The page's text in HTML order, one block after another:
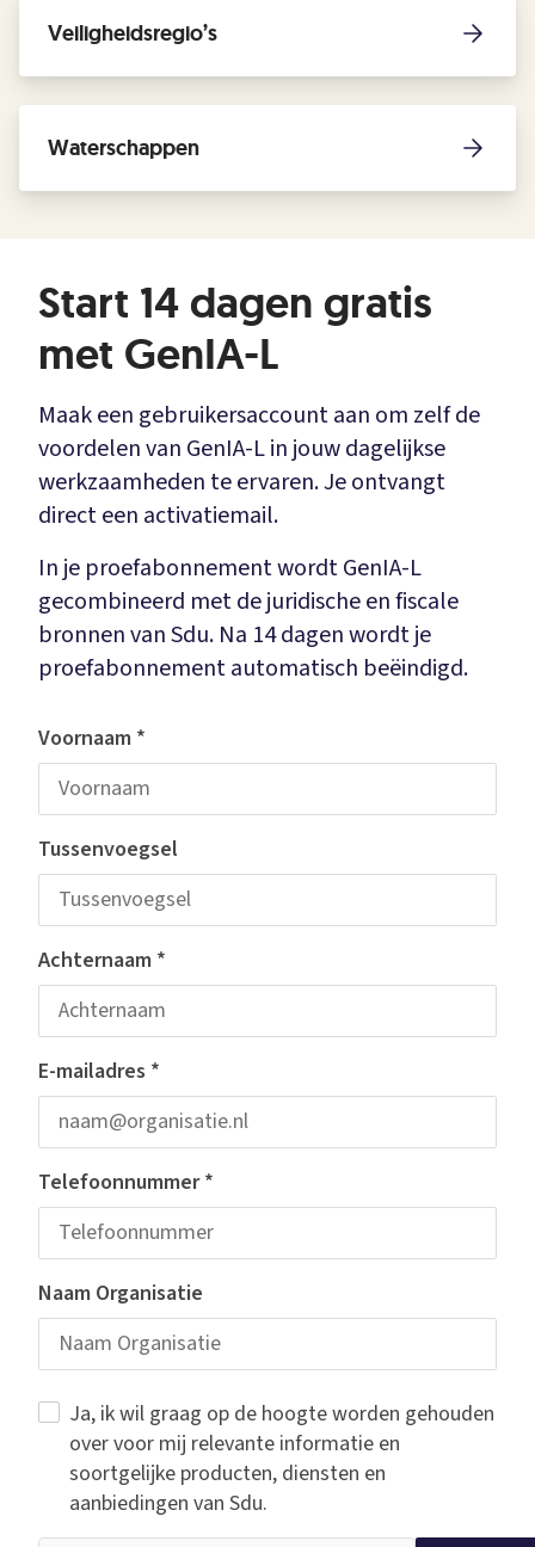
Veiligheidsregio’s
Waterschappen
Start 14 dagen gratis
met GenIA-L
Maak een gebruikersaccount aan om zelf de
voordelen van GenIA-L in jouw dagelijkse
werkzaamheden te ervaren. Je ontvangt
direct een activatiemail.
In je proefabonnement wordt GenIA-L
gecombineerd met de juridische en fiscale
bronnen van Sdu. Na 14 dagen wordt je
proefabonnement automatisch beëindigd.
Voornaam *
Tussenvoegsel
Achternaam *
E-mailadres *
Telefoonnummer*
Naam Organisatie
Ja, ik wil graag op de hoogte worden gehouden
over voor mij relevante informatie en
soortgelijke producten, diensten en
aanbiedingen van Sdu.